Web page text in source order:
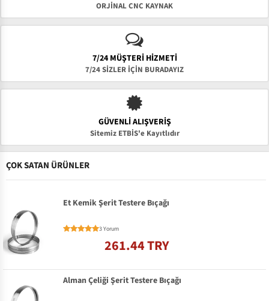
ORJİNAL CNC KAYNAK
7/24 MÜŞTERİ HİZMETİ
7/24 SİZLER İÇİN BURADAYIZ
GÜVENLI ALIŞVERIŞ
Sitemiz ETBİS'e Kayıtlıdır
ÇOK SATAN ÜRÜNLER
Et Kemik Şerit Testere Bıçağı
3 Yorum
261.44 TRY
Alman Çeliği Şerit Testere Bıçağı